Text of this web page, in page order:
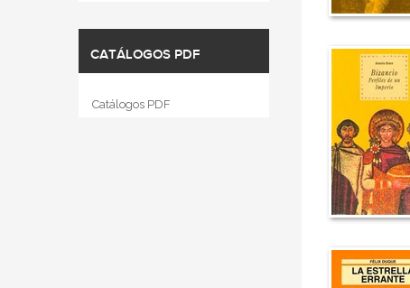
CATÁLOGOS PDF
Catálogos PDF